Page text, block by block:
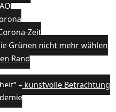
Zeit
Grünen nicht mehr wählen
Rand
– kunstvolle Betrachtung